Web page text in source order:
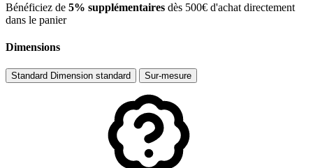
​Bénéficiez de 5% supplémentaires dès 500€ d'achat directement
dans le panier
Dimensions
Standard Dimension standard Sur-mesure